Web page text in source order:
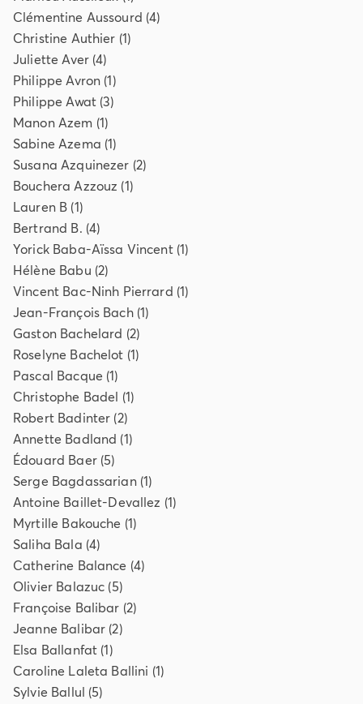
Clémentine Aussourd (4)
Christine Authier (1)
Juliette Aver(4)
Philippe Avron (1)
Philippe Awat(3)
Manon Azem (1)
Sabine Azema (1)
Susana Azquinezer (2)
Bouchera Azzouz (1)
Lauren B (1)
Bertrand B. (4)
Yorick Baba-Aïssa Vincent(1)
Hélène Babu (2)
Vincent Bac-Ninh Pierrard (1)
Jean-François Bach(1)
Gaston Bachelard (2)
Roselyne Bachelot (1)
Pascal Bacque (1)
Christophe Badel (1)
Robert Badinter (2)
Annette Badland (1)
Édouard Baer(5)
Serge Bagdassarian(1)
Antoine Baillet-Devallez (1)
Myrtille Bakouche (1)
Saliha Bala (4)
Catherine Balance (4)
Olivier Balazuc (5)
Françoise Balibar (2)
Jeanne Balibar (2)
Elsa Ballanfat (1)
Caroline Laleta Ballini (1)
Sylvie Ballul (5)